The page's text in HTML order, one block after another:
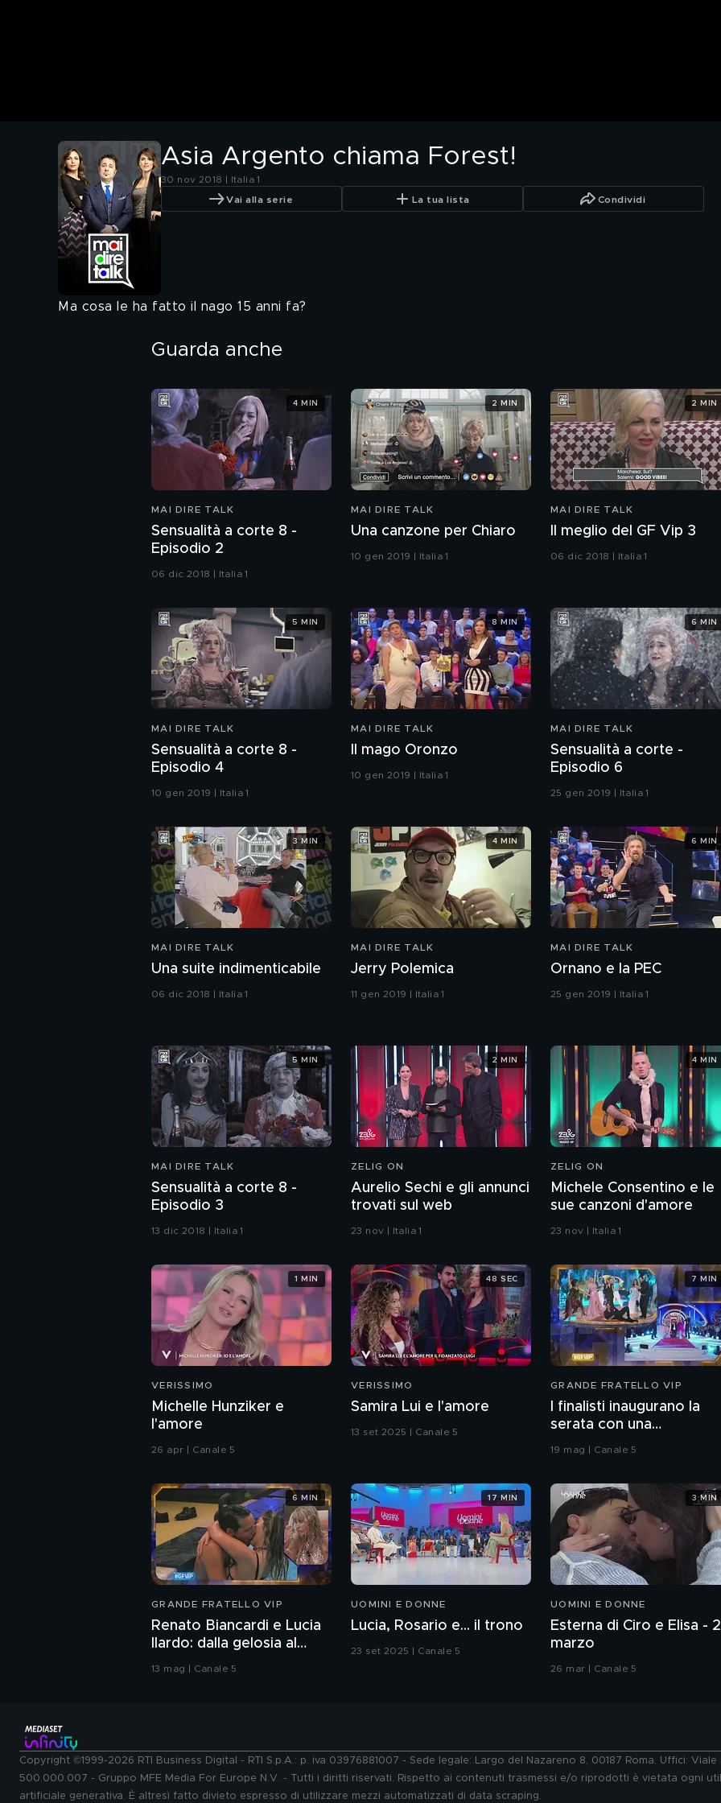
Asia Argento chiama Forest!
30 nov 2018 | Italia 1
Vai alla serie La tua lista Condividi
Ma cosa le ha fatto il nago 15 anni fa?
Guarda anche
MAI DIRE TALK
Sensualità a corte 8 -
Episodio 2
06 dic 2018 | Italia 1
4 MIN
MAI DIRE TALK
Una canzone per Chiaro
10 gen 2019 | Italia 1
2 MIN
MAI DIRE TALK
Il meglio del GF Vip 3
06 dic 2018 | Italia 1
2 MIN
MAI DIRE TALK
Sensualità a corte 8 -
Episodio 4
10 gen 2019 | Italia 1
5 MIN
MAI DIRE TALK
Il mago Oronzo
10 gen 2019 | Italia 1
8 MIN
MAI DIRE TALK
Sensualità a corte -
Episodio 6
25 gen 2019 | Italia 1
6 MIN
MAI DIRE TALK
Una suite indimenticabile
06 dic 2018 | Italia 1
3 MIN
MAI DIRE TALK
Jerry Polemica
11 gen 2019 | Italia 1
4 MIN
MAI DIRE TALK
Ornano e la PEC
25 gen 2019 | Italia 1
6 MIN
MAI DIRE TALK
Sensualità a corte 8 -
Episodio 3
13 dic 2018 | Italia 1
5 MIN
ZELIG ON
Aurelio Sechi e gli annunci
trovati sul web
23 nov | Italia 1
2 MIN
ZELIG ON
Michele Consentino e le
sue canzoni d'amore
23 nov | Italia 1
4 MIN
VERISSIMO
Michelle Hunziker e
l'amore
26 apr | Canale 5
1 MIN
VERISSIMO
Samira Lui e l'amore
13 set 2025 | Canale 5
48 SEC
GRANDE FRATELLO VIP
I finalisti inaugurano la
serata con una
coreografia
19 mag | Canale 5
7 MIN
GRANDE FRATELLO VIP
Renato Biancardi e Lucia
Ilardo: dalla gelosia al
13 mag | Canale 5
6 MIN
UOMINI E DONNE
Lucia, Rosario e... il trono
23 set 2025 | Canale 5
17 MIN
UOMINI E DONNE
Esterna di Ciro e Elisa -
marzo
26 mar | Canale 5
3 MIN
Copyright ©1999-2026 RTI Business Digital - RTI S.p.A.: p. iva 03976881007 - Sede legale: Largo del Nazareno 8, 00187 Roma. Uffici:
500.000.007 - Gruppo MFE Media For Europe N.V. - Tutti i diritti riservati. Rispetto ai contenuti trasmessi e/o riprodotti è vietata ogni
artificiale generativa. È altresì fatto divieto espresso di utilizzare mezzi automatizzati di data scraping.